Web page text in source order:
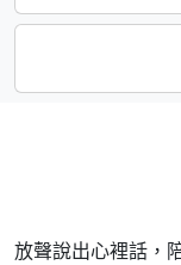
放聲說出心裡話，